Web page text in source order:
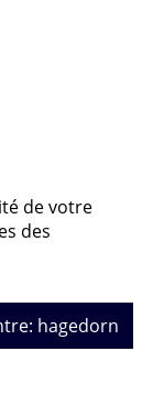
de votre
des
hagedorn